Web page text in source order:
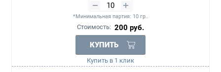
*Минимальная партия: 10 гр..
Стоимость: 200 руб.
КУПИТЬ
Купить в 1 клик